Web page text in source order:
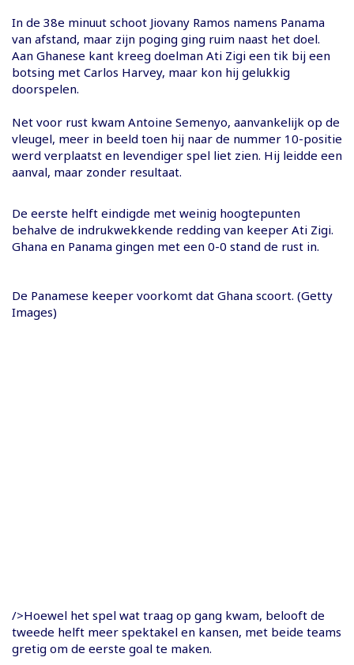
In de 38e minuut schoot Jiovany Ramos namens Panama
van afstand, maar zijn poging ging ruim naast het doel.
Aan Ghanese kant kreeg doelman Ati Zigi een tik bij een
botsing met Carlos Harvey, maar kon hij gelukkig
doorspelen.
Net voor rust kwam Antoine Semenyo, aanvankelijk op de
vleugel, meer in beeld toen hij naar de nummer 10-positie
werd verplaatst en levendiger spel liet zien. Hij leidde een
aanval, maar zonder resultaat.
De eerste helft eindigde met weinig hoogtepunten
behalve de indrukwekkende redding van keeper Ati Zigi.
Ghana en Panama gingen met een 0-0 stand de rust in.
De Panamese keeper voorkomt dat Ghana scoort. (Getty
Images)
/>Hoewel het spel wat traag op gang kwam, belooft de
tweede helft meer spektakel en kansen, met beide teams
gretig om de eerste goal te maken.